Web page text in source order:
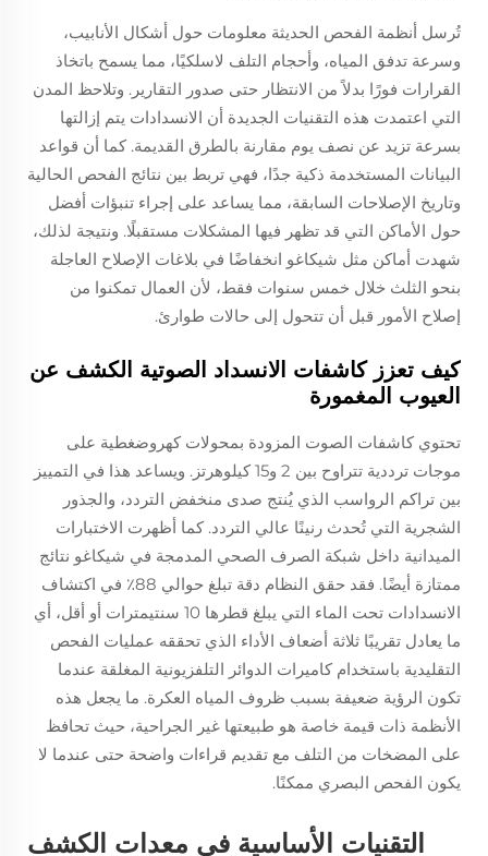
تُرسل أنظمة الفحص الحديثة معلومات حول أشكال الأنابيب،
وسرعة تدفق المياه، وأحجام التلف لاسلكيًا، مما يسمح باتخاذ
القرارات فورًا بدلاً من الانتظار حتى صدور التقارير. وتلاحظ المدن
التي اعتمدت هذه التقنيات الجديدة أن الانسدادات يتم إزالتها
بسرعة تزيد عن نصف يوم مقارنة بالطرق القديمة. كما أن قواعد
البيانات المستخدمة ذكية جدًا، فهي تربط بين نتائج الفحص الحالية
وتاريخ الإصلاحات السابقة، مما يساعد على إجراء تنبؤات أفضل
حول الأماكن التي قد تظهر فيها المشكلات مستقبلًا. ونتيجة لذلك،
شهدت أماكن مثل شيكاغو انخفاضًا في بلاغات الإصلاح العاجلة
بنحو الثلث خلال خمس سنوات فقط، لأن العمال تمكنوا من
إصلاح الأمور قبل أن تتحول إلى حالات طوارئ.
كيف تعزز كاشفات الانسداد الصوتية الكشف عن
العيوب المغمورة
تحتوي كاشفات الصوت المزودة بمحولات كهروضغطية على
موجات ترددية تتراوح بين 2 و15 كيلوهرتز. ويساعد هذا في التمييز
بين تراكم الرواسب الذي يُنتج صدى منخفض التردد، والجذور
الشجرية التي تُحدث رنينًا عالي التردد. كما أظهرت الاختبارات
الميدانية داخل شبكة الصرف الصحي المدمجة في شيكاغو نتائج
ممتازة أيضًا. فقد حقق النظام دقة تبلغ حوالي 88٪ في اكتشاف
الانسدادات تحت الماء التي يبلغ قطرها 10 سنتيمترات أو أقل، أي
ما يعادل تقريبًا ثلاثة أضعاف الأداء الذي تحققه عمليات الفحص
التقليدية باستخدام كاميرات الدوائر التلفزيونية المغلقة عندما
تكون الرؤية ضعيفة بسبب ظروف المياه العكرة. ما يجعل هذه
الأنظمة ذات قيمة خاصة هو طبيعتها غير الجراحية، حيث تحافظ
على المضخات من التلف مع تقديم قراءات واضحة حتى عندما لا
يكون الفحص البصري ممكنًا.
التقنيات الأساسية في معدات الكشف